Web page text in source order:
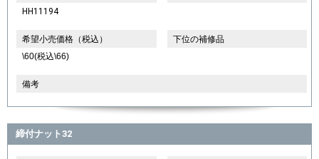
HH11194
希望小売価格（税込）
\60(税込\66)
下位の補修品
備考
締付ナット32